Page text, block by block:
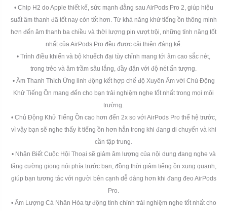
• Chip H2 do Apple thiết kế, sức mạnh đằng sau AirPods Pro 2, giúp hiệu
suất âm thanh đã tốt nay còn tốt hơn. Từ khả năng khử tiếng ồn thông minh
hơn đến âm thanh ba chiều và thời lượng pin vượt trội, những tính năng tốt
nhất của AirPods Pro đều được cải thiện đáng kể.
• Trình điều khiển và bộ khuếch đại tùy chỉnh mang tới âm cao sắc nét,
trong trẻo và âm trầm sâu lắng, đầy đặn với độ nét ấn tượng.
• Âm Thanh Thích Ứng linh động kết hợp chế độ Xuyên Âm với Chủ Động
Khử Tiếng Ồn mang đến cho bạn trải nghiệm nghe tốt nhất trong mọi môi
trường.
• Chủ Động Khử Tiếng Ồn cao hơn đến 2x so với AirPods Pro thế hệ trước,
vì vậy bạn sẽ nghe thấy ít tiếng ồn hơn hẳn trong khi đang di chuyển và khi
cần tập trung.
• Nhận Biết Cuộc Hội Thoại sẽ giảm âm lượng của nội dung đang nghe và
tăng cường giọng nói phía trước bạn, đồng thời giảm tiếng ồn xung quanh,
giúp bạn tương tác với người bên cạnh dễ dàng hơn khi đang đeo AirPods
Pro.
• Âm Lượng Cá Nhân Hóa tự động tinh chỉnh trải nghiệm nghe tốt nhất cho